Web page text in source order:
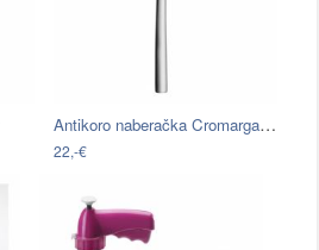
Antikoro naberačka Cromargan® WMF Nuova…
22,-€